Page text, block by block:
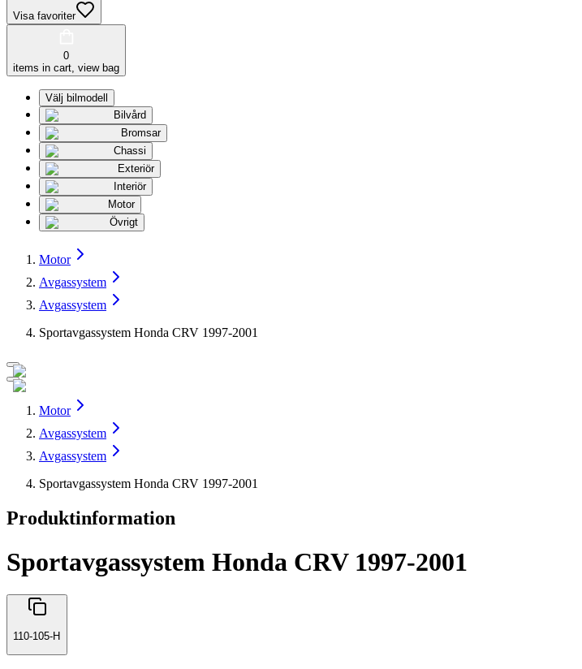
Visa favoriter
0
items in cart, view bag
Välj bilmodell
Bilvård
Bromsar
Chassi
Exteriör
Interiör
Motor
Övrigt
Motor
Avgassystem
Avgassystem
Sportavgassystem Honda CRV 1997-2001
Motor
Avgassystem
Avgassystem
Sportavgassystem Honda CRV 1997-2001
Produktinformation
Sportavgassystem Honda CRV 1997-2001
110-105-H